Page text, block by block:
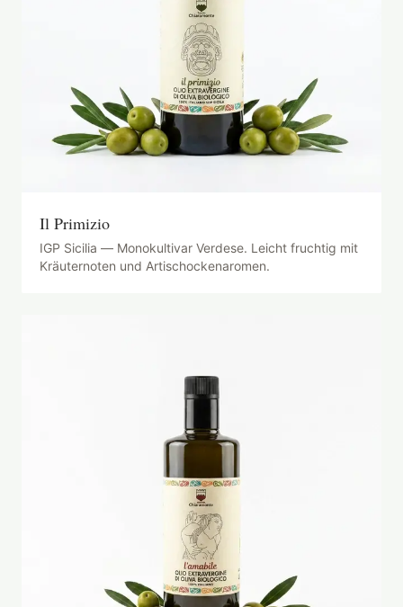
Il Primizio
IGP Sicilia — Monokultivar Verdese. Leicht fruchtig mit
Kräuternoten und Artischockenaromen.